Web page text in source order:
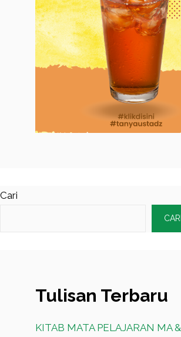
Cari
CARI
Tulisan Terbaru
KITAB MATA PELAJARAN MA &